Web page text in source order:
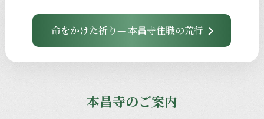
命をかけた祈り— 本昌寺住職の荒行
本昌寺のご案内